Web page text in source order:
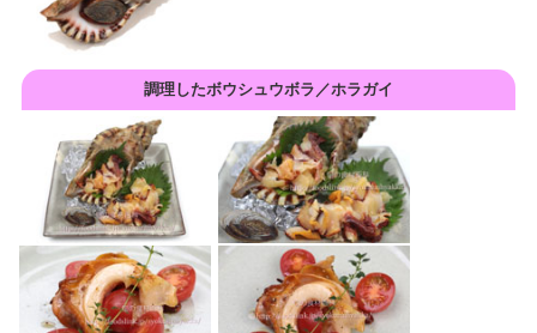
調理したボウシュウボラ／ホラガイ